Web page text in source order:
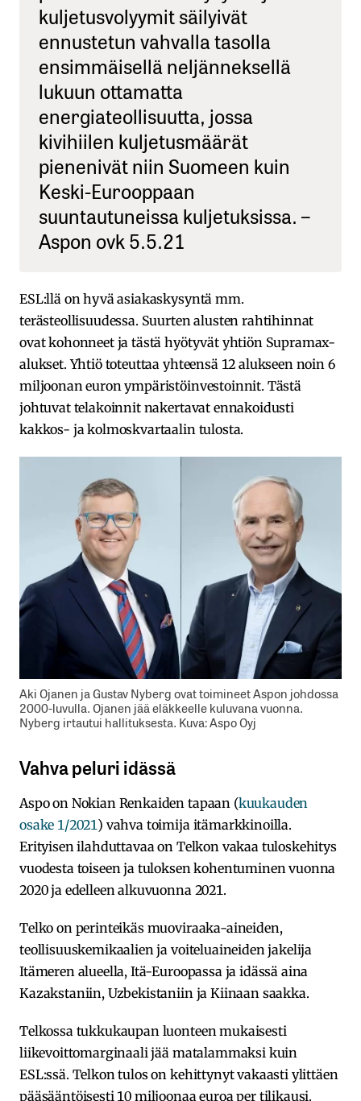
kuljetusvolyymit säilyivät
ennustetun vahvalla tasolla
ensimmäisellä neljänneksellä
lukuun ottamatta
energiateollisuutta, jossa
kivihiilen kuljetusmäärät
pienenivät niin Suomeen kuin
Keski-Eurooppaan
suuntautuneissa kuljetuksissa. –
Aspon ovk 5.5.21
ESL:llä on hyvä asiakaskysyntä mm.
terästeollisuudessa. Suurten alusten rahtihinnat
ovat kohonneet ja tästä hyötyvät yhtiön Supramax-
alukset. Yhtiö toteuttaa yhteensä 12 alukseen noin 6
miljoonan euron ympäristöinvestoinnit. Tästä
johtuvat telakoinnit nakertavat ennakoidusti
kakkos- ja kolmoskvartaalin tulosta.
Aki Ojanen ja Gustav Nyberg ovat toimineet Aspon johdossa
2000-luvulla. Ojanen jää eläkkeelle kuluvana vuonna.
Nyberg irtautui hallituksesta. Kuva: Aspo Oyj
Vahva peluri idässä
Aspo on Nokian Renkaiden tapaan (kuukauden
osake 1/2021 ) vahva toimija itämarkkinoilla.
Erityisen ilahduttavaa on Telkon vakaa tuloskehitys
vuodesta toiseen ja tuloksen kohentuminen vuonna
2020 ja edelleen alkuvuonna 2021.
Telko on perinteikäs muoviraaka-aineiden,
teollisuuskemikaalien ja voiteluaineiden jakelija
Itämeren alueella, Itä-Euroopassa ja idässä aina
Kazakstaniin, Uzbekistaniin ja Kiinaan saakka.
Telkossa tukkukaupan luonteen mukaisesti
liikevoittomarginaali jää matalammaksi kuin
ESL:ssä. Telkon tulos on kehittynyt vakaasti ylittäen
pääsääntöisesti 10 miljoonaa euroa per tilikausi.